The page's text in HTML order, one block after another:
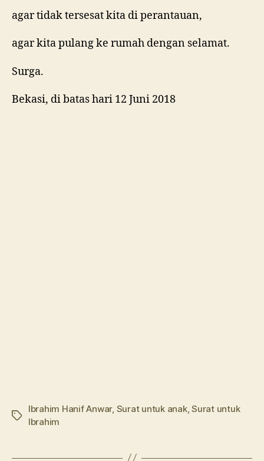
agar tidak tersesat kita di perantauan,
agar kita pulang ke rumah dengan selamat.
Surga.
Bekasi, di batas hari 12 Juni 2018
Tags
Ibrahim Hanif Anwar, Surat untuk anak,Surat untuk
Ibrahim